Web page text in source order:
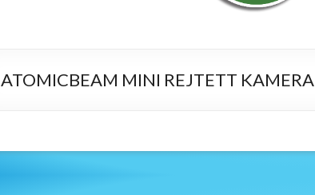
ATOMICBEAM MINI REJTETT KAMERA